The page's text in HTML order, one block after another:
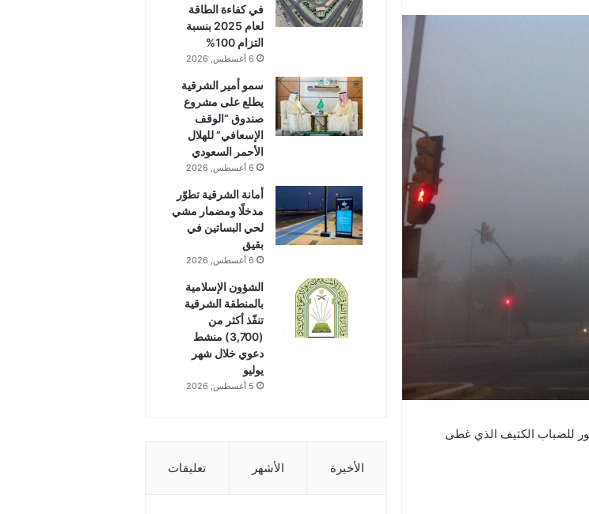
للضباب الكثيف الذي غطى
في كفاءة الطاقة
لعام 2025 بنسبة
التزام 100%
6 أغسطس, 2026
سمو أمير الشرقية
يطلع على مشروع
صندوق “الوقف
الإسعافي” للهلال
الأحمر السعودي
6 أغسطس, 2026
أمانة الشرقية تطوّر
مدخلًا ومضمار مشي
لحي البساتين في
بقيق
6 أغسطس, 2026
الشؤون الإسلامية
بالمنطقة الشرقية
تنفّذ أكثر من
(3,700) منشط
دعوي خلال شهر
يوليو
5 أغسطس, 2026
الأخيرة الأشهر تعليقات